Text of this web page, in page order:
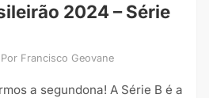
2024 – Série
Por Francisco Geovane
a segundona! A Série B é a